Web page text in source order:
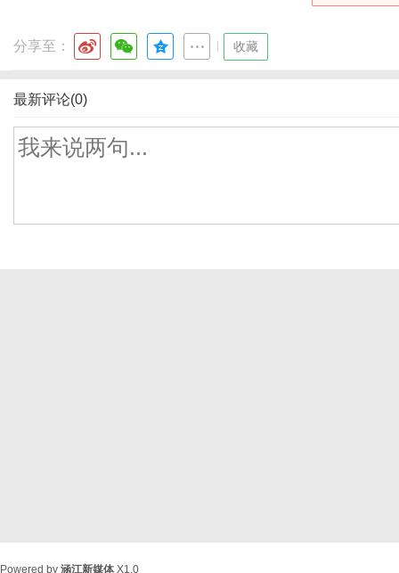
分享至： 收藏
最新评论(0)
Powered by 涵江新媒体 X1.0